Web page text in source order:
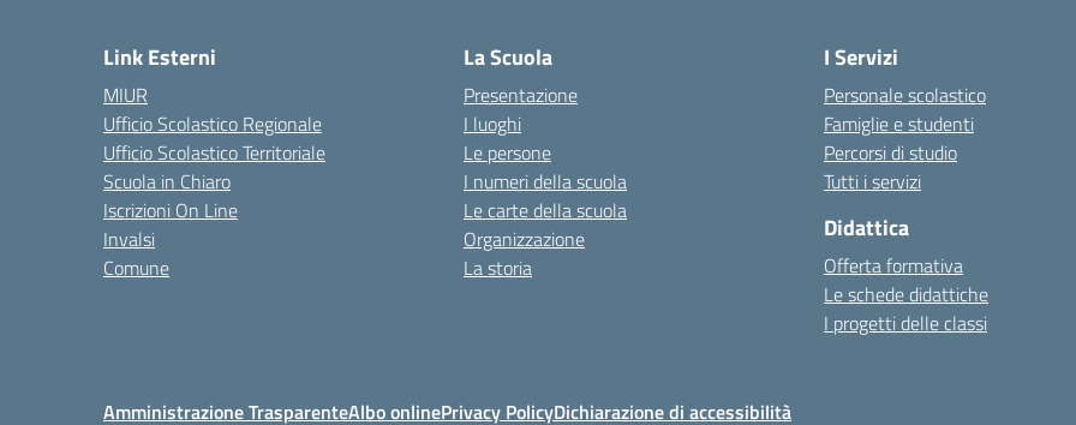
Link Esterni
MIUR
Ufficio Scolastico Regionale
Ufficio Scolastico Territoriale
Scuola in Chiaro
Iscrizioni On Line
Invalsi
Comune
La Scuola
Presentazione
I luoghi
Le persone
I numeri della scuola
Le carte della scuola
Organizzazione
La storia
I Servizi
Personale scolastico
Famiglie e studenti
Percorsi di studio
Tutti i servizi
Didattica
Offerta formativa
Le schede didattiche
I progetti delle classi
Amministrazione TrasparenteAlbo onlinePrivacy PolicyDichiarazione di accessibilità